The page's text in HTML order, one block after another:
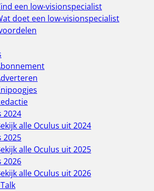
een low-visionspecialist
doet een low-visionspecialist
2024
alle Oculus uit 2024
2025
alle Oculus uit 2025
2026
alle Oculus uit 2026